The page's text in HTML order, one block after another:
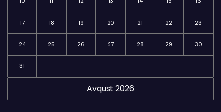
Avqust 2026
17 18 19 20 21 22 23
24 25 26 27 28 29 30
31